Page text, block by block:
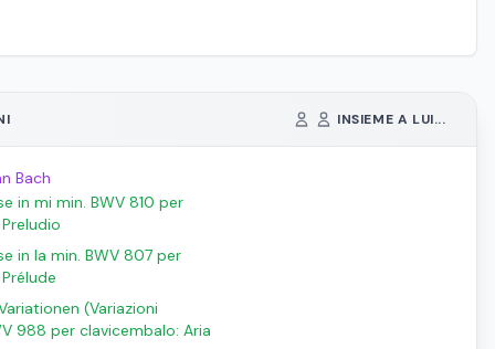
INSIEME A LUI...
Bach
in mi min. BWV 810 per
in la min. BWV 807 per
(Variazioni
988 per clavicembalo: Aria